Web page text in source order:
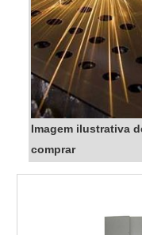
Imagem ilustrativa
comprar